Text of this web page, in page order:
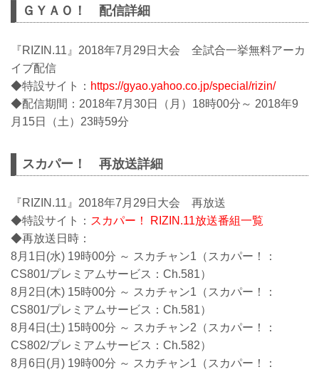
ＧＹＡＯ！ 配信詳細
『RIZIN.11』2018年7月29日大会 全試合一挙無料アーカ
イブ配信
◆特設サイト： https://gyao.yahoo.co.jp/special/rizin/
◆配信期間：2018年7月30日（月）18時00分～ 2018年9
月15日（土）23時59分
スカパー！ 再放送詳細
『RIZIN.11』2018年7月29日大会 再放送
◆特設サイト： スカパー！ RIZIN.11放送番組一覧
◆再放送日時：
8月1日(水) 19時00分 ～ スカチャン1（スカパー！：
CS801/プレミアムサービス：Ch.581）
8月2日(木) 15時00分 ～ スカチャン1（スカパー！：
CS801/プレミアムサービス：Ch.581）
8月4日(土) 15時00分 ～ スカチャン2（スカパー！：
CS802/プレミアムサービス：Ch.582）
8月6日(月) 19時00分 ～ スカチャン1（スカパー！：